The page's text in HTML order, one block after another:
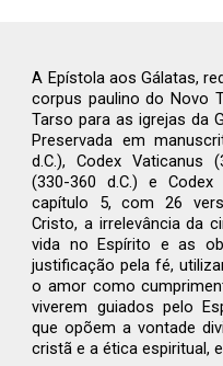
A Epístola aos Gálatas,
corpus paulino do Novo
Tarso para as igrejas da
Preservada em
d.C.), Codex Vaticanus
(330-360 d.C.) e Codex
capítulo 5, com 26
Cristo, a irrelevância da
vida no Espírito e as
justificação pela fé,
o amor como
viverem guiados pelo
que opõem a vontade
cristã e a ética espiritual,